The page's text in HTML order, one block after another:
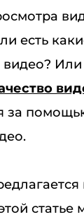
есть
видео?
за